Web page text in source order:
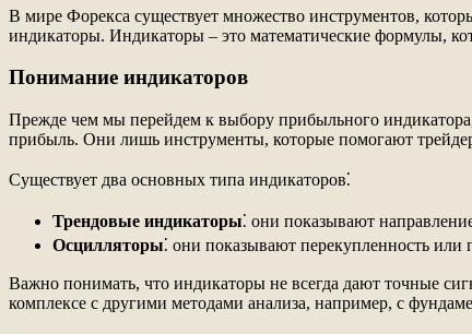
В мире Форекса существует множество инструментов,
индикаторы. Индикаторы – это математические формулы,
Понимание индикаторов
Прежде чем мы перейдем к выбору прибыльного
прибыль. Они лишь инструменты, которые помогают
Существует два основных типа индикаторов⁚
Трендовые индикаторы⁚ они показывают
Осцилляторы⁚ они показывают перекупленность или
Важно понимать, что индикаторы не всегда дают точные
комплексе с другими методами анализа, например, с